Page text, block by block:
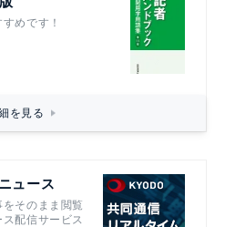
めです！
を見る
ュース
そのまま閲覧
配信サービス